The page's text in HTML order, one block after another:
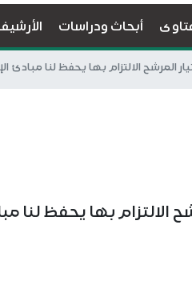
أبحاث ودراسات
المرشح الالتزام بها يحفظ لنا مبادئ
الالتزام بها يحفظ لنا